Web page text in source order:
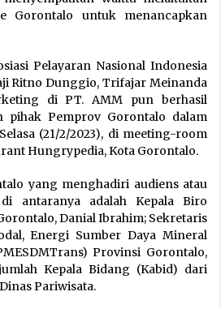
Gorontalo untuk menancapkan
Pelayaran Nasional Indonesia
Ritno Dunggio, Trifajar Meinanda
di PT. AMM pun berhasil
pihak Pemprov Gorontalo dalam
(21/2/2023), di meeting-room
Hungrypedia, Kota Gorontalo.
yang menghadiri audiens atau
antaranya adalah Kepala Biro
Danial Ibrahim; Sekretaris
Energi Sumber Daya Mineral
Provinsi Gorontalo,
Kepala Bidang (Kabid) dari
Pariwisata.